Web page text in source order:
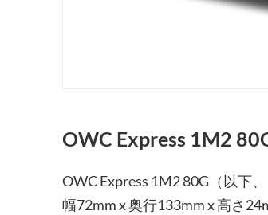
OWC Express 1M2
OWC Express 1M2 80G（以下
幅72mm x 奥行133mm x 高さ